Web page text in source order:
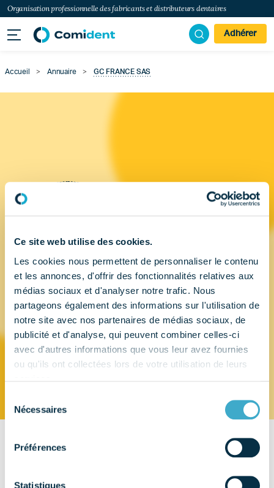
Ce site web utilise des cookies.
Les cookies nous permettent de personnaliser le contenu
et les annonces, d'offrir des fonctionnalités relatives aux
médias sociaux et d'analyser notre trafic. Nous
partageons également des informations sur l'utilisation de
notre site avec nos partenaires de médias sociaux, de
publicité et d'analyse, qui peuvent combiner celles-ci
avec d'autres informations que vous leur avez fournies
ou qu'ils ont collectées lors de votre utilisation de leurs
Nécessaires
Préférences
Statistiques
Organisation professionnelle des fabricants et distributeurs dentaires
Adhérer
Accueil > Annuaire > GC FRANCE SAS
GC FRANCE
SAS
CONTACT
97370 - SUCY-EN-BRIE